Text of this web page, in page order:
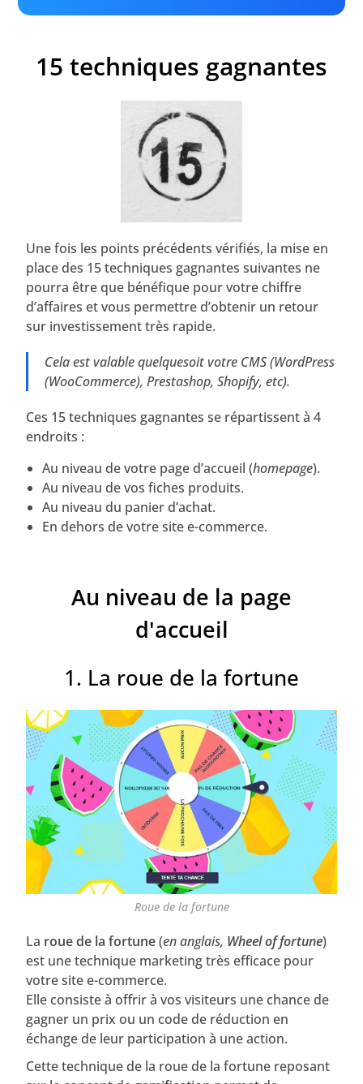
15 techniques gagnantes
Une fois les points précédents vérifiés, la mise en
place des 15 techniques gagnantes suivantes ne
pourra être que bénéfique pour votre chiffre
d’affaires et vous permettre d’obtenir un retour
sur investissement très rapide.
Cela est valable quelquesoit votre CMS (WordPress
(WooCommerce), Prestashop, Shopify, etc).
Ces 15 techniques gagnantes se répartissent à 4
endroits :
Au niveau de votre page d’accueil (homepage).
Au niveau de vos fiches produits.
Au niveau du panier d’achat.
En dehors de votre site e-commerce.
Au niveau de la page
d'accueil
1. La roue de la fortune
Roue de la fortune
La roue de la fortune(en anglais, Wheel of fortune)
est une technique marketing très efficace pour
votre site e-commerce.
Elle consiste à offrir à vos visiteurs une chance de
gagner un prix ou un code de réduction en
échange de leur participation à une action.
Cette technique de la roue de la fortune reposant